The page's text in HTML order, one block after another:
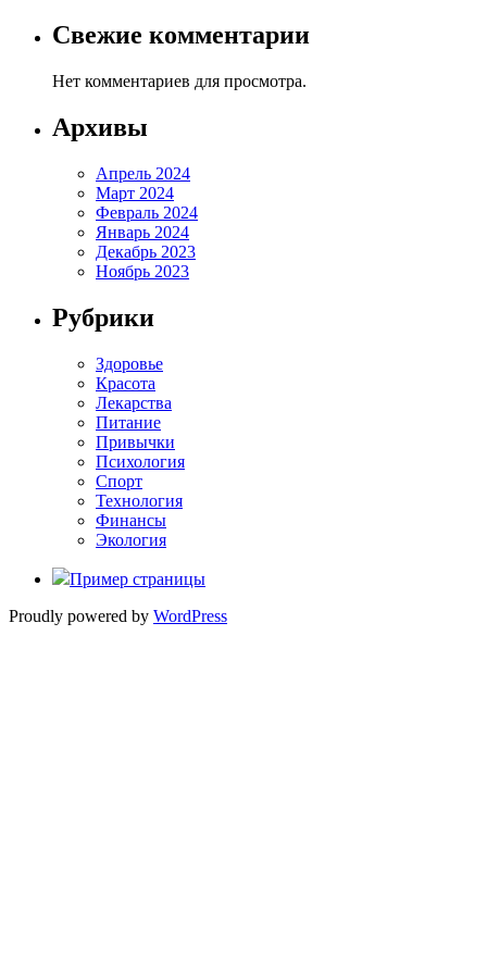
Свежие комментарии
Нет комментариев для просмотра.
Архивы
Апрель 2024
Март 2024
Февраль 2024
Январь 2024
Декабрь 2023
Ноябрь 2023
Рубрики
Здоровье
Красота
Лекарства
Питание
Привычки
Психология
Спорт
Технология
Финансы
Экология
Пример страницы
Proudly powered by WordPress